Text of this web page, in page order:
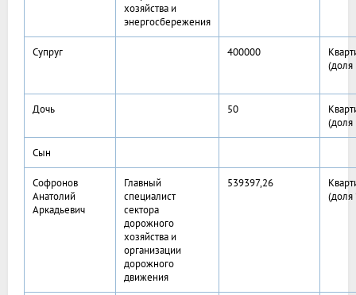
хозяйства и
энергосбережения
Супруг 400000
Дочь 50
Сын
Софронов
Анатолий
Аркадьевич
Главный
специалист
сектора
дорожного
хозяйства и
организации
дорожного
движения
539397,26